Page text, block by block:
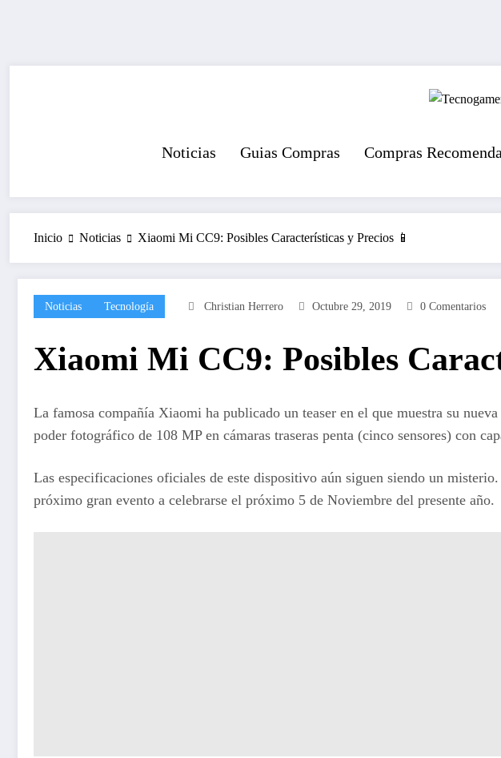
Noticias Guias Compras Compras
Inicio Noticias Xiaomi Mi CC9: Posibles Características y Precios 📱
Noticias Tecnología Christian Herrero Octubre 29, 2019 0 Comentarios
Xiaomi Mi CC9: Posibles
La famosa compañía Xiaomi ha publicado un teaser en el que muestra su
poder fotográfico de 108 MP en cámaras traseras penta (cinco sensores) con
Las especificaciones oficiales de este dispositivo aún siguen siendo un
próximo gran evento a celebrarse el próximo 5 de Noviembre del presente año.